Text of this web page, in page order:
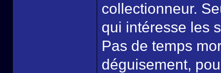
collectionneur.
qui intéresse les
Pas de temps
déguisement,